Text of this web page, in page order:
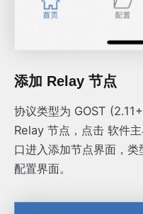
添加 Relay 节点
协议类型为 GOST
Relay 节点，点击 软件
口进入添加节点界面，类
配置界面。